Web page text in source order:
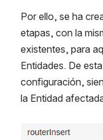
Por ello, se ha
etapas, con la
existentes, para
Entidades. De
configuración,
la Entidad
Abrir